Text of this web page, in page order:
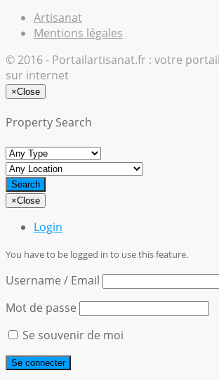
Artisanat
Mentions légales
© 2016 - Portailartisanat.fr : votre
sur internet
×Close
Property Search
×Close
Login
You have to be logged in to use this feature.
Username / Email
Mot de passe
Se souvenir de moi